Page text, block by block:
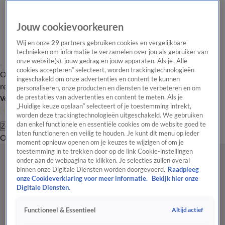
Overzicht Laatste nieuws Regionieuws Het beste van Hart
Tip de
redactie
Volg Hart van Nederland
Zoeken
OverzichtRegioUitzendingenWeerTip de redactiePanelVideo's
Jouw cookievoorkeuren
Wij en onze29 partners gebruiken cookies en vergelijkbare
technieken om informatie te verzamelen over jou als gebruiker van
onze website(s), jouw gedrag en jouw apparaten. Als je „Alle
cookies accepteren” selecteert, worden trackingtechnologieën
ingeschakeld om onze advertenties en content te kunnen
personaliseren, onze producten en diensten te verbeteren en om
de prestaties van advertenties en content te meten. Als je
„Huidige keuze opslaan” selecteert of je toestemming intrekt,
worden deze trackingtechnologieën uitgeschakeld. We gebruiken
dan enkel functionele en essentiële cookies om de website goed te
laten functioneren en veilig te houden. Je kunt dit menu op ieder
moment opnieuw openen om je keuzes te wijzigen of om je
toestemming in te trekken door op de link Cookie-instellingen
onder aan de webpagina te klikken. Je selecties zullen overal
binnen onze Digitale Diensten worden doorgevoerd. Raadpleeg
onze Cookieverklaring voor meer informatie.
Bekijk hier onze
Digitale Diensten.
Functioneel & Essentieel Altijd actief